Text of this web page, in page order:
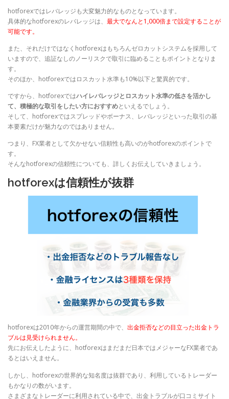
hotforexではレバレッジも大変魅力的なものとなっています。
具体的なhotforexのレバレッジは、 最大でなんと1,000倍まで設定することが
可能です。
また、それだけではなくhotforexはもちろんゼロカットシステムを採用して
いますので、追証なしのノーリスクで取引に臨めることもポイントとなりま
す。
そのほか、hotforexではロスカット水準も10%以下と驚異的です。
ですから、hotforexではハイレバレッジとロスカット水準の低さを活かし
て、積極的な取引をしたい方におすすめといえるでしょう。
そして、hotforexではスプレッドやボーナス、レバレッジといった取引の基
本要素だけが魅力なのではありません。
つまり、FX業者として欠かせない信頼性も高いのがhotforexのポイントで
す。
そんなhotforexの信頼性についても、詳しくお伝えしていきましょう。
hotforexは信頼性が抜群
hotforexは2010年からの運営期間の中で、 出金拒否などの目立った出金トラ
ブルは見受けられません。
先にお伝えしたように、hotforexはまだまだ日本ではメジャーなFX業者であ
るとはいえません。
しかし、hotforexの世界的な知名度は抜群であり、利用しているトレーダー
もかなりの数がいます。
さまざまなトレーダーに利用されている中で、出金トラブルが口コミサイト